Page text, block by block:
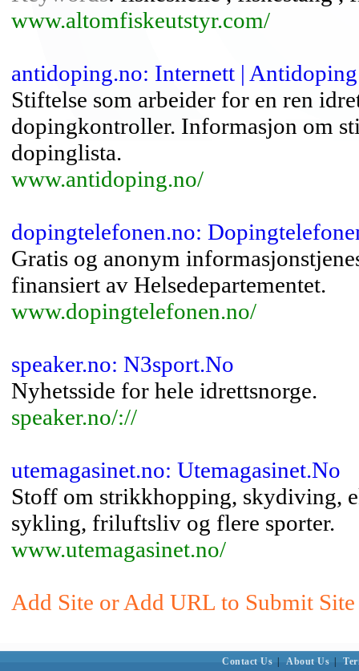
www.altomfiskeutstyr.com/
antidoping.no: Internett |
Stiftelse som arbeider for en ren
dopingkontroller. Informasjon om
dopinglista.
www.antidoping.no/
dopingtelefonen.no:
Gratis og anonym
finansiert av Helsedepartementet.
www.dopingtelefonen.no/
speaker.no: N3sport.No
Nyhetsside for hele idrettsnorge.
speaker.no/://
utemagasinet.no: Utemagasinet.No
Stoff om strikkhopping, skydiving,
sykling, friluftsliv og flere sporter.
www.utemagasinet.no/
Add Site or Add URL to Submit
Contact Us About Us